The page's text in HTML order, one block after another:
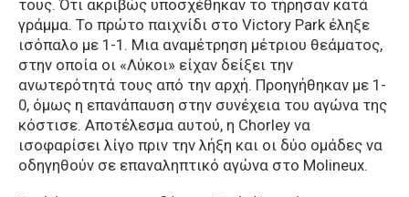
τους. Ότι ακριβώς υποσχέθηκαν το τήρησαν κατά
γράμμα. Το πρώτο παιχνίδι στο Victory Park έληξε
ισόπαλο με 1-1. Μια αναμέτρηση μέτριου θεάματος,
στην οποία οι «Λύκοι» είχαν δείξει την
ανωτερότητά τους από την αρχή. Προηγήθηκαν με 1-
0, όμως η επανάπαυση στην συνέχεια του αγώνα της
κόστισε. Αποτέλεσμα αυτού, η Chorley να
ισοφαρίσει λίγο πριν την λήξη και οι δύο ομάδες να
οδηγηθούν σε επαναληπτικό αγώνα στο Molineux.